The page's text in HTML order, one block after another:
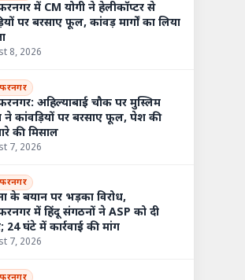
में CM योगी ने हेलीकॉप्टर से
पर बरसाए फूल, कांवड़ मार्गों का लिया
8, 2026
अहिल्याबाई चौक पर मुस्लिम
ने कांवड़ियों पर बरसाए फूल, पेश की
की मिसाल
7, 2026
के बयान पर भड़का विरोध,
में हिंदू संगठनों ने ASP को दी
24 घंटे में कार्रवाई की मांग
7, 2026